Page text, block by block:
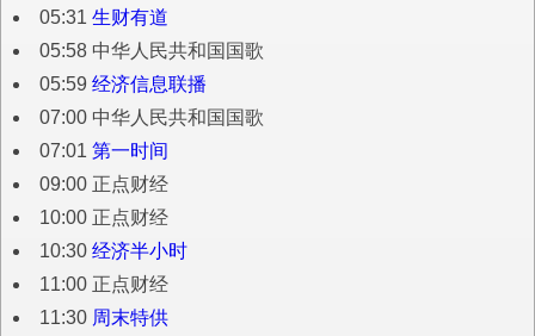
05:31 生财有道
05:58 中华人民共和国国歌
05:59 经济信息联播
07:00 中华人民共和国国歌
07:01 第一时间
09:00 正点财经
10:00 正点财经
10:30 经济半小时
11:00 正点财经
11:30 周末特供